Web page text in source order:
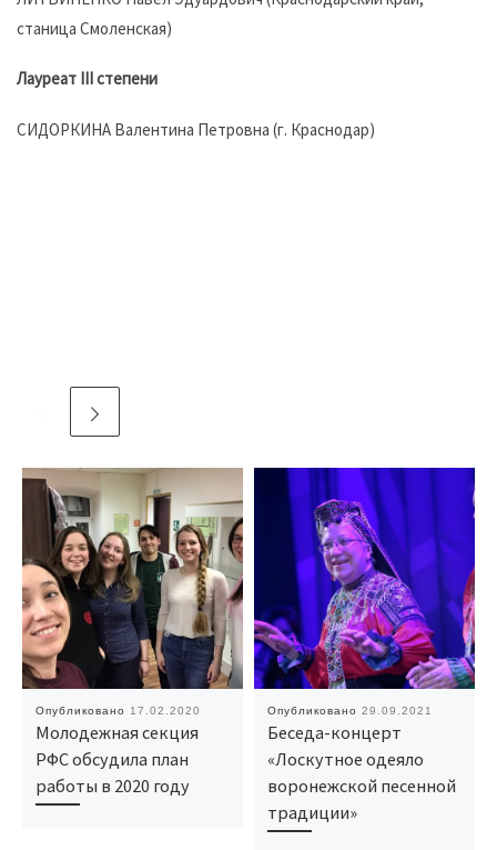
станица Смоленская)
Лауреат III степени
СИДОРКИНА Валентина Петровна (г. Краснодар)
Опубликовано 17.02.2020
Молодежная секция
РФС обсудила план
работы в 2020 году
Опубликовано 29.09.2021
Беседа-концерт
«Лоскутное одеяло
воронежской песенной
традиции»